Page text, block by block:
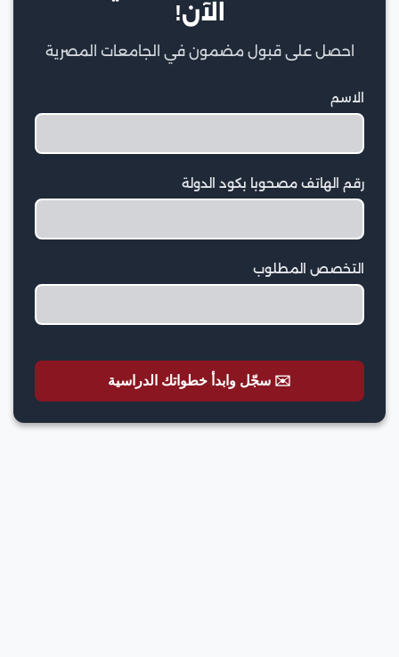
الآن!
احصل على قبول مضمون في الجامعات المصرية
الاسم
رقم الهاتف مصحوبا بكود الدولة
التخصص المطلوب
✉️ سجّل وابدأ خطواتك الدراسية